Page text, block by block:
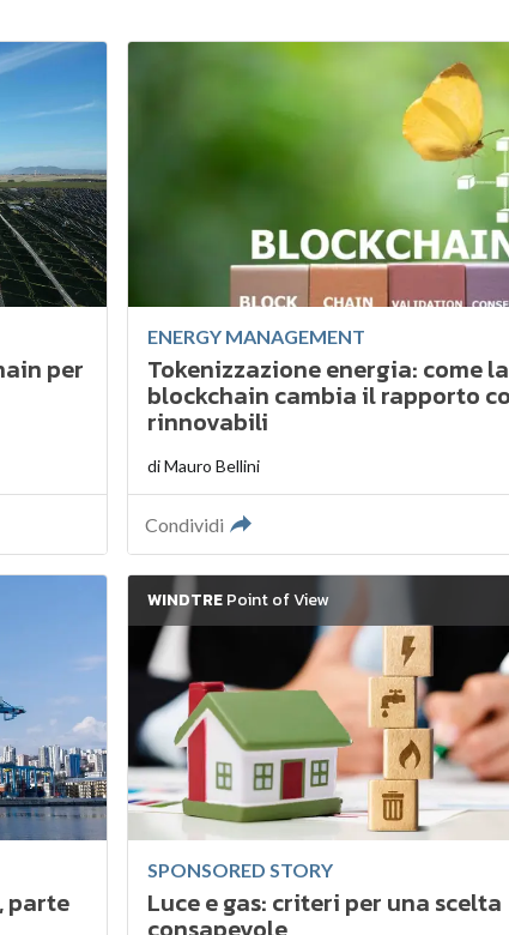
per
ENERGY MANAGEMENT
Tokenizzazione energia: come la
blockchain cambia il rapporto
rinnovabili
diMauro Bellini
Condividi
parte
WINDTREPoint of View
SPONSORED STORY
Luce e gas: criteri per una scelta